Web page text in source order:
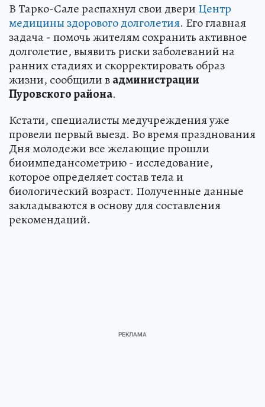
В Тарко-Сале распахнул свои двери Центр
медицины здорового долголетия. Его главная
задача - помочь жителям сохранить активное
долголетие, выявить риски заболеваний на
ранних стадиях и скорректировать образ
жизни, сообщили вадминистрации
Пуровского района.
Кстати, специалисты медучреждения уже
провели первый выезд. Во время празднования
Дня молодежи все желающие прошли
биоимпедансометрию - исследование,
которое определяет состав тела и
биологический возраст. Полученные данные
закладываются в основу для составления
рекомендаций.